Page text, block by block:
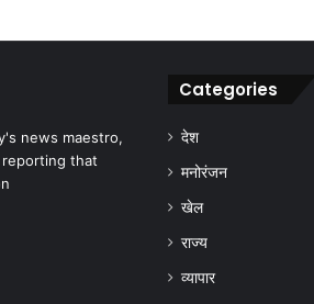
news maestro,
that
Categories
देश
मनोरंजन
खेल
राज्य
व्यापार